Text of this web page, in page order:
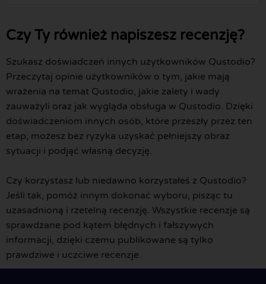
Czy Ty również napiszesz recenzję?
Szukasz doświadczeń innych użytkowników Qustodio?
Przeczytaj opinie użytkowników o tym, jakie mają
wrażenia na temat Qustodio, jakie zalety i wady
zauważyli oraz jak wygląda obsługa w Qustodio. Dzięki
doświadczeniom innych osób, które przeszły przez ten
etap, możesz bez ryzyka uzyskać pełniejszy obraz
sytuacji i podjąć własną decyzję.
Czy korzystasz lub niedawno korzystałeś z Qustodio?
Jeśli tak, pomóż innym dokonać wyboru, pisząc tu
uzasadnioną i rzetelną recenzję. Wszystkie recenzje są
sprawdzane pod kątem błędnych i fałszywych
informacji, dzięki czemu publikowane są tylko
prawdziwe i uczciwe recenzje.